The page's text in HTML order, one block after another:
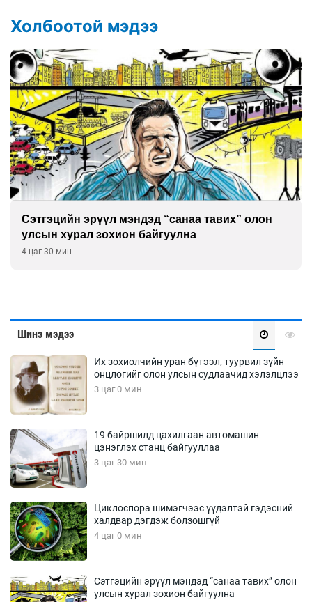
Холбоотой мэдээ
Сэтгэцийн эрүүл мэндэд “санаа тавих” олон
улсын хурал зохион байгуулна
4 цаг 30 мин
Шинэ мэдээ
Их зохиолчийн уран бүтээл, туурвил зүйн
онцлогийг олон улсын судлаачид хэлэлцлээ
3 цаг 0 мин
19 байршилд цахилгаан автомашин
цэнэглэх станц байгууллаа
3 цаг 30 мин
Циклоспора шимэгчээс үүдэлтэй гэдэсний
халдвар дэгдэж болзошгүй
4 цаг 0 мин
Сэтгэцийн эрүүл мэндэд “санаа тавих” олон
улсын хурал зохион байгуулна